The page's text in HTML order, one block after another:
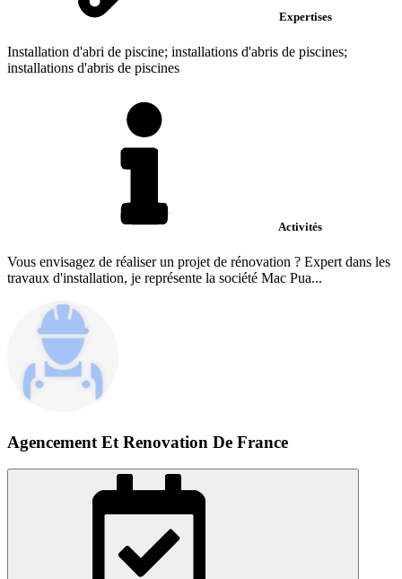
Expertises
Installation d'abri de piscine; installations d'abris de piscines;
installations d'abris de piscines
Activités
Vous envisagez de réaliser un projet de rénovation ? Expert dans les
travaux d'installation, je représente la société Mac Pua...
Agencement Et Renovation De France